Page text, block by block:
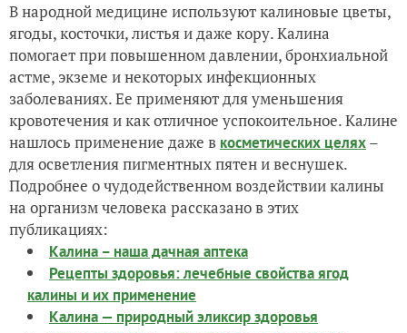
В народной медицине используют калиновые цветы,
ягоды, косточки, листья и даже кору. Калина
помогает при повышенном давлении, бронхиальной
астме, экземе и некоторых инфекционных
заболеваниях. Ее применяют для уменьшения
кровотечения и как отличное успокоительное. Калине
нашлось применение даже в косметических целях–
для осветления пигментных пятен и веснушек.
Подробнее о чудодейственном воздействии калины
на организм человека рассказано в этих
публикациях:
Калина – наша дачная аптека
Рецепты здоровья: лечебные свойства ягод
калины и их применение
Калина — природный эликсир здоровья